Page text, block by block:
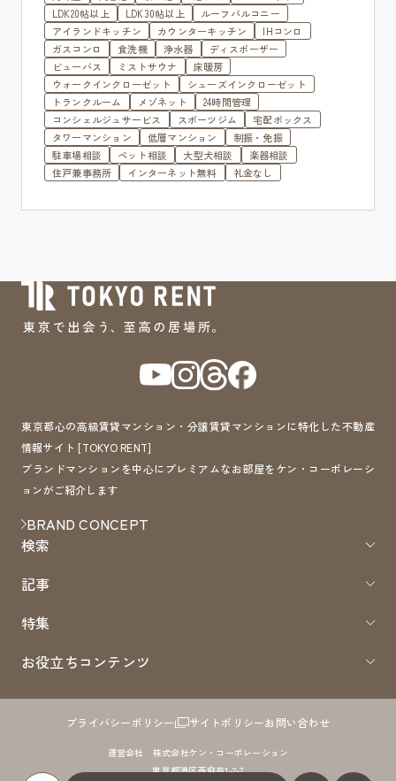
LDK20帖以上
LDK30帖以上
ルーフバルコニー
アイランドキッチン
カウンターキッチン
IHコンロ
ガスコンロ
食洗機 浄水器
ディスポーザー
ビューバス
ミストサウナ
床暖房
ウォークインクローゼット
シューズインクローゼット
トランクルーム
メゾネット
24時間管理
コンシェルジュサービス
スポーツジム
宅配ボックス
タワーマンション
低層マンション
制振・免振
駐車場相談
ペット相談 大型犬相談
楽器相談
住戸兼事務所
インターネット無料 礼金なし
東京都心の高級賃貸マンション・分譲賃貸マンションに特化した不動産
情報サイト [TOKYO RENT]
ブランドマンションを中心にプレミアムなお部屋をケン・コーポレーシ
ョンがご紹介します
BRAND CONCEPT
検索
記事
特集
お役立ちコンテンツ
プライバシーポリシー サイトポリシーお問い合わせ
運営会社 株式会社ケン・コーポレーション
東京都港区西麻布1-2-7